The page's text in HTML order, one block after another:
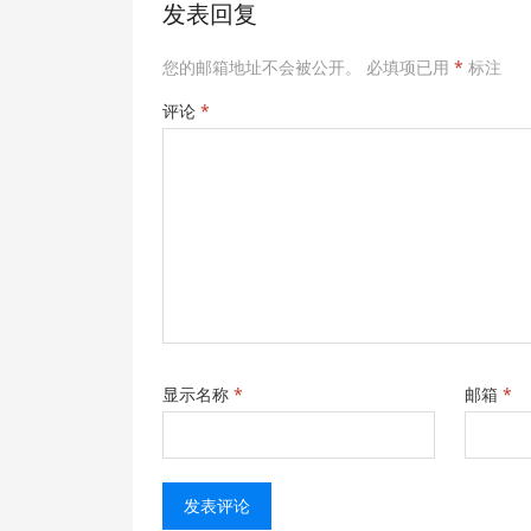
发表回复
您的邮箱地址不会被公开。 必填项已用 * 标注
评论 *
显示名称 * 邮箱 *